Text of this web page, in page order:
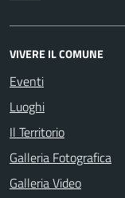
VIVERE IL COMUNE
Eventi
Luoghi
Il Territorio
Galleria Fotografica
Galleria Video